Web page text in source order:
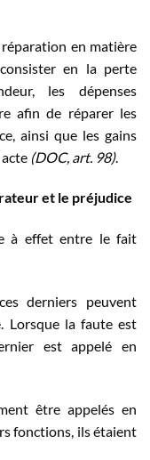
en matière
en la perte
les dépenses
afin de réparer les
ainsi que les gains
(DOC, art. 98).
et le préjudice
à effet entre le fait
derniers peuvent
Lorsque la faute est
est appelé en
être appelés en
fonctions, ils étaient